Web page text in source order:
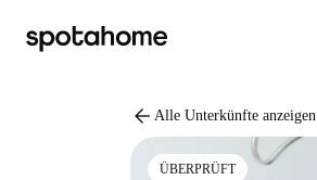
arrow_back Alle Unterkünfte anzeigen
ÜBERPRÜFT